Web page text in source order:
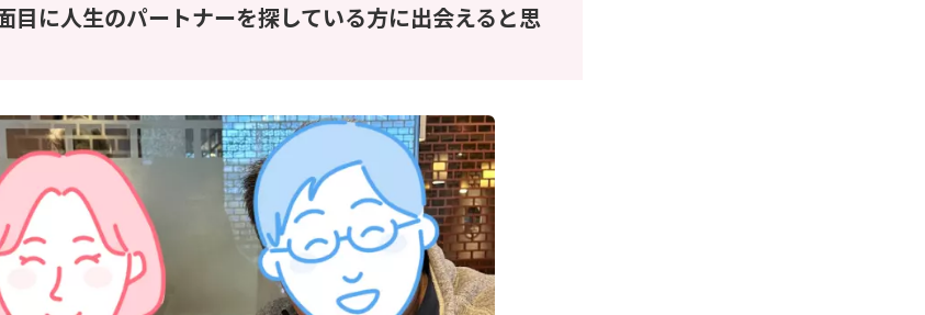
目に人生のパートナーを探している方に出会えると思